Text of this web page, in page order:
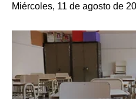
Miércoles, 11 de agosto de